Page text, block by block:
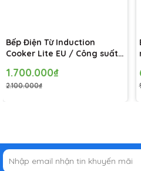
Bếp Điện Từ Induction
Cooker Lite EU / Công suất
1.700.000₫
2.100.000₫